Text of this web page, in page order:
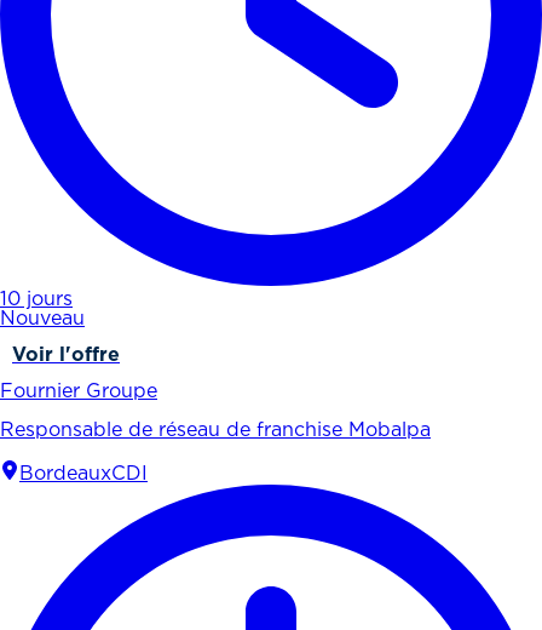
10 jours
Nouveau
Voir l'offre
Fournier Groupe
Responsable de réseau de franchise Mobalpa
BordeauxCDI